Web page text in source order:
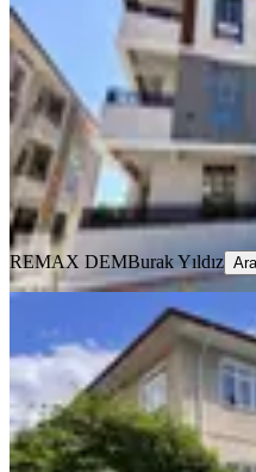
Merkez,
2+1
100 m²
21.000 ₺
REMAX DEMBurak Yıldız
Ara
REMAX DEMBurak Yıldız Ara
BALKONLU
Remax
3+1 Daire
Merkez,
3+1·125 m²